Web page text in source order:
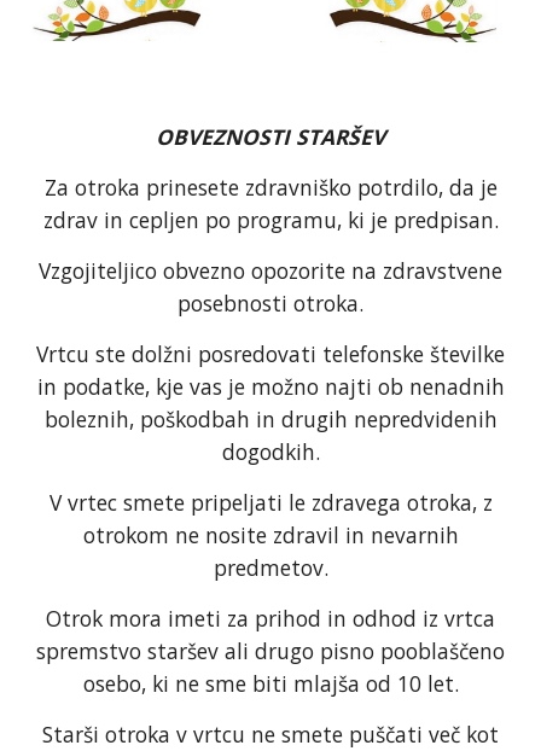
OBVEZNOSTI STARŠEV
Za otroka prinesete zdravniško potrdilo, da je
zdrav in cepljen po programu, ki je predpisan.
Vzgojiteljico obvezno opozorite na zdravstvene
posebnosti otroka.
Vrtcu ste dolžni posredovati telefonske številke
in podatke, kje vas je možno najti ob nenadnih
boleznih, poškodbah in drugih nepredvidenih
dogodkih.
V vrtec smete pripeljati le zdravega otroka, z
otrokom ne nosite zdravil in nevarnih
predmetov.
Otrok mora imeti za prihod in odhod iz vrtca
spremstvo staršev ali drugo pisno pooblaščeno
osebo, ki ne sme biti mlajša od 10 let.
Starši otroka v vrtcu ne smete puščati več kot